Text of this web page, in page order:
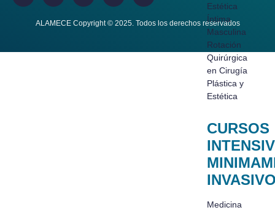
Estética
Íntima
Masculina
Rotación
Quirúrgica
en Cirugía
Plástica y
Estética
CURSOS
Medicina
ALAMECE Copyright © 2025. Todos los derechos reservados